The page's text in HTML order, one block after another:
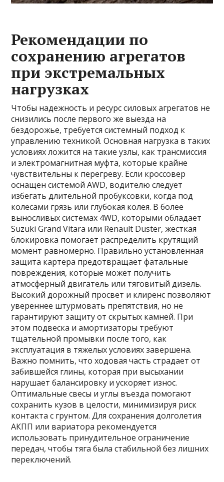
Рекомендации по
сохранению агрегатов
при экстремальных
нагрузках
Чтобы надежность и ресурс силовых агрегатов не
снизились после первого же выезда на
бездорожье, требуется системный подход к
управлению техникой. Основная нагрузка в таких
условиях ложится на такие узлы, как трансмиссия
и электромагнитная муфта, которые крайне
чувствительны к перегреву. Если кроссовер
оснащен системой AWD, водителю следует
избегать длительной пробуксовки, когда под
колесами грязь или глубокая колея. В более
выносливых системах 4WD, которыми обладает
Suzuki Grand Vitara или Renault Duster, жесткая
блокировка помогает распределить крутящий
момент равномерно. Правильно установленная
защита картера предотвращает фатальные
повреждения, которые может получить
атмосферный двигатель или тяговитый дизель.
Высокий дорожный просвет и клиренс позволяют
увереннее штурмовать препятствия, но не
гарантируют защиту от скрытых камней. При
этом подвеска и амортизаторы требуют
тщательной промывки после того, как
эксплуатация в тяжелых условиях завершена.
Важно помнить, что ходовая часть страдает от
забившейся глины, которая при высыхании
нарушает балансировку и ускоряет износ.
Оптимальные свесы и углы въезда помогают
сохранить кузов в целости, минимизируя риск
контакта с грунтом. Для сохранения долголетия
АКПП или вариатора рекомендуется
использовать принудительное ограничение
передач, чтобы тяга была стабильной без лишних
переключений.